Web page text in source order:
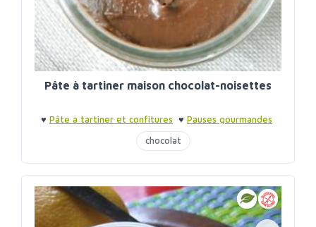
Pâte à tartiner maison chocolat-noisettes
♥ Pâte à tartiner et confitures ♥ Pauses gourmandes
chocolat